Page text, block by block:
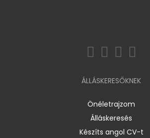
ÁLLÁSKERESŐKNEK
Önéletrajzom
Álláskeresés
Készíts angol CV-t